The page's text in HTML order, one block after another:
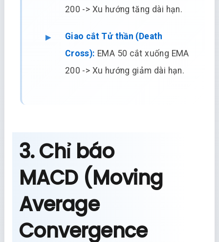
200 -> Xu hướng tăng dài hạn.
Giao cắt Tử thần (Death
Cross): EMA 50 cắt xuống EMA
200 -> Xu hướng giảm dài hạn.
3. Chỉ báo
MACD (Moving
Average
Convergence